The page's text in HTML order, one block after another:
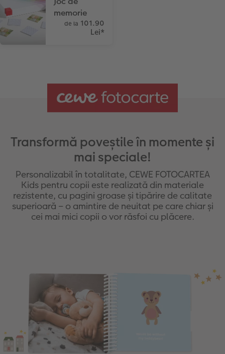
Sticker instant
Bandă foto
Fotografii retro XXL
memorie
de la 101.90
Lei*
Transformă poveștile în momente și
mai speciale!
Personalizabil în totalitate, CEWE FOTOCARTEA
Kids pentru copii este realizată din materiale
rezistente, cu pagini groase și tipărire de calitate
superioară – o amintire de neuitat pe care chiar și
cei mai mici copii o vor răsfoi cu plăcere.